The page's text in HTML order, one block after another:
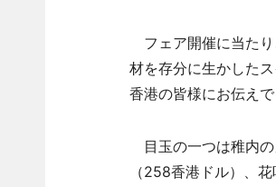
フェア開催に当たり
材を存分に生かした
香港の皆様にお伝え
目玉の一つは稚内の
（258香港ドル）、